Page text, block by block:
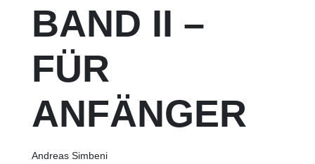
BAND II –
FÜR
ANFÄNGER
Andreas Simbeni